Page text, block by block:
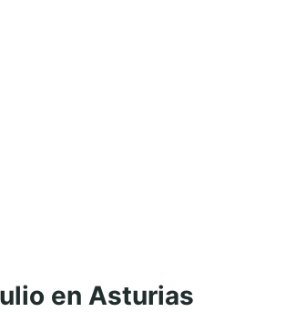
en Asturias